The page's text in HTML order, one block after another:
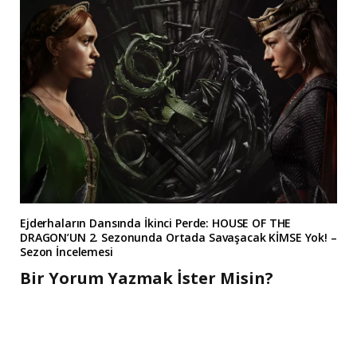
Ejderhaların Dansında İkinci Perde: HOUSE OF THE
DRAGON’UN 2. Sezonunda Ortada Savaşacak KİMSE Yok! –
Sezon İncelemesi
Bir Yorum Yazmak İster Misin?